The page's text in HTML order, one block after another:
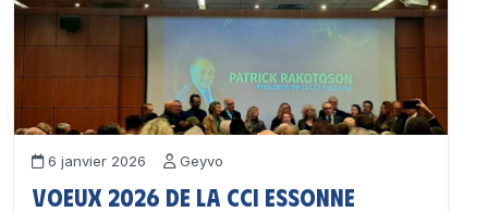
6 janvier 2026 Geyvo
Voeux 2026 de la CCI Essonne